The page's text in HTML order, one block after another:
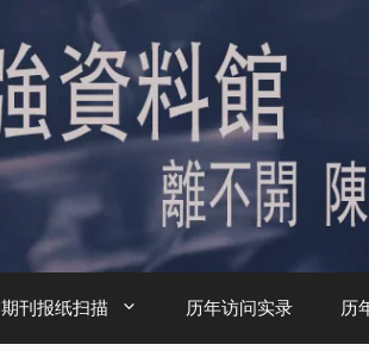
期刊报纸扫描 历年访问实录 历